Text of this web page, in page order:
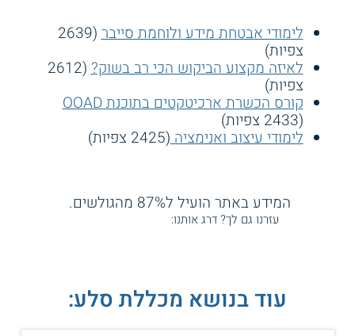
לימודי אבטחת מידע ולוחמת סייבר (2639
צפיות)
לאיזה מקצוע הביקוש הכי רב בשוק? (2612
צפיות)
קורס הכשרת ארכיטקטים בתוכנת OOAD
(2433 צפיות)
לימודי עיצוב ואנימציה(2425 צפיות)
המידע באתר הועיל ל87% מהגולשים.
עזרנו גם לך? דרג אותנו:
עוד בנושא מכללת סלע: